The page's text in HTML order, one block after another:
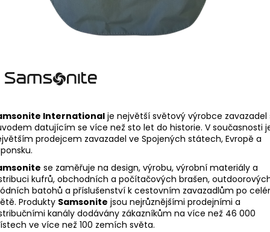
International je největší světový výrobce zavazadel
datujícím se více než sto let do historie. V současnosti
prodejcem zavazadel ve Spojených státech, Evropě a
se zaměřuje na design, výrobu, výrobní materiály a
kufrů, obchodních a počítačových brašen,
batohů a příslušenství k cestovním zavazadlům po
Produkty Samsonite jsou nejrůznějšími prodejními a
kanály dodávány zákazníkům na více než 46 000
ve více než 100 zemích světa.